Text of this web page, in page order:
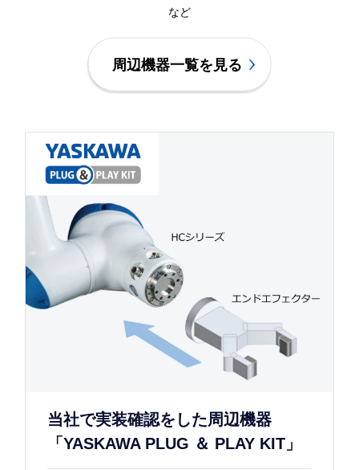
など
周辺機器一覧を見る
当社で実装確認をした周辺機器
「YASKAWA PLUG ＆ PLAY KIT」